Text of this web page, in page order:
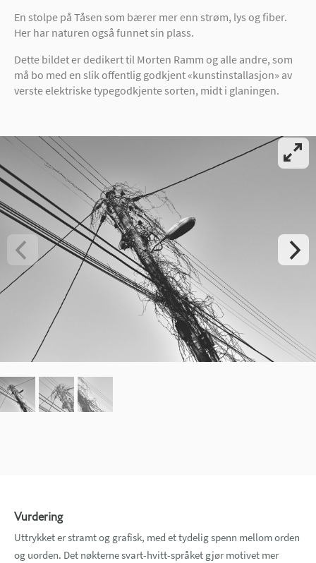
En stolpe på Tåsen som bærer mer enn strøm, lys og fiber.
Her har naturen også funnet sin plass.
Dette bildet er dedikert til Morten Ramm og alle andre, som
må bo med en slik offentlig godkjent «kunstinstallasjon» av
verste elektriske typegodkjente sorten, midt i glaningen.
Vurdering
Uttrykket er stramt og grafisk, med et tydelig spenn mellom orden
og uorden. Det nøkterne svart-hvitt-språket gjør motivet mer